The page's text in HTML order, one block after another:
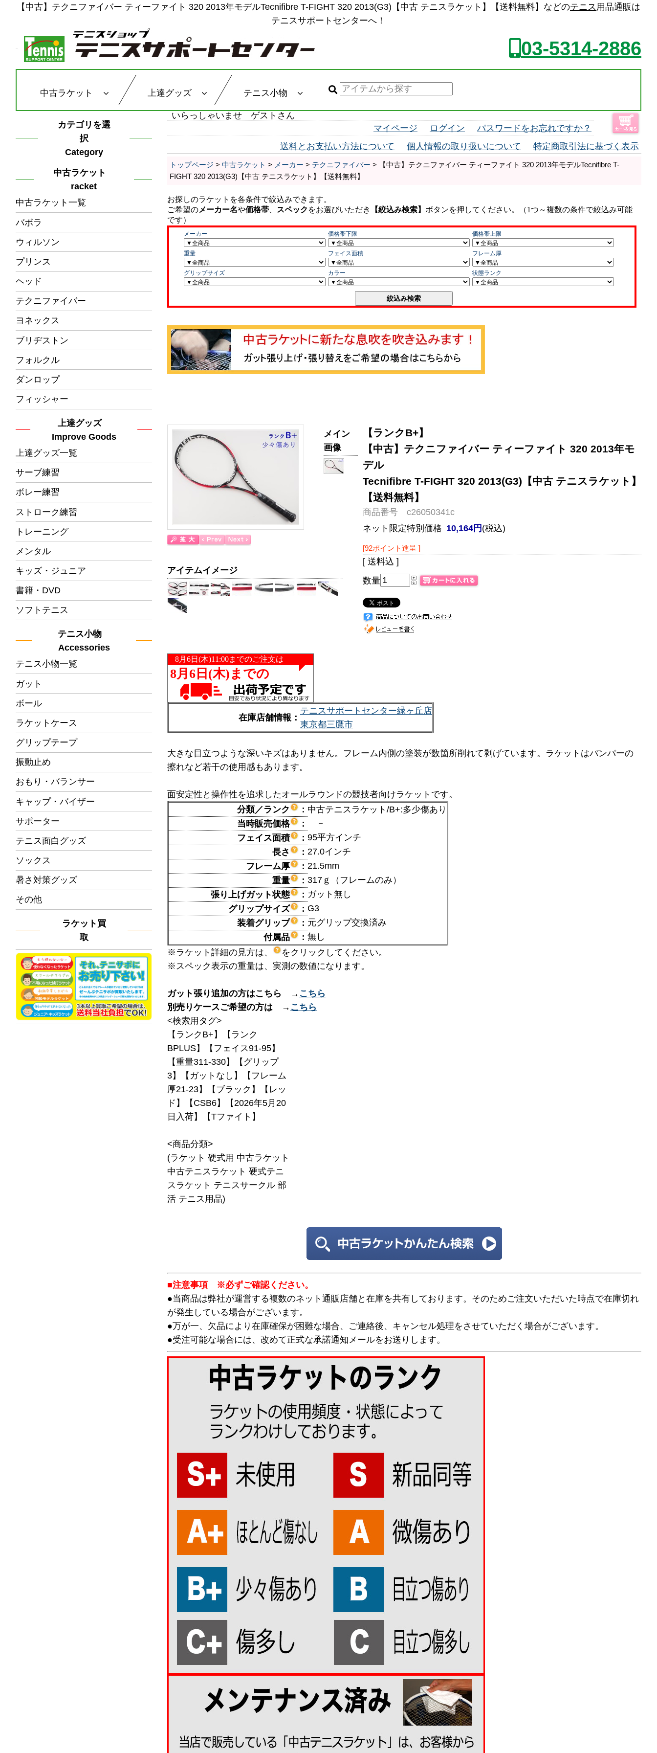
【中古】テクニファイバー ティーファイト 320 2013年モデルTecnifibre T-FIGHT 320 2013(G3)【中古 テニスラケット】【送料無料】などのテニス用品通販は
テニスサポートセンターへ！
03-5314-2886
中古ラケット 上達グッズ テニス小物
カテゴリを選
択
Category
中古ラケット
racket
中古ラケット一覧
バボラ
ウィルソン
プリンス
ヘッド
テクニファイバー
ヨネックス
ブリヂストン
フォルクル
ダンロップ
フィッシャー
上達グッズ
Improve Goods
上達グッズ一覧
サーブ練習
ボレー練習
ストローク練習
トレーニング
メンタル
キッズ・ジュニア
書籍・DVD
ソフトテニス
テニス小物
Accessories
テニス小物一覧
ガット
ボール
ラケットケース
グリップテープ
振動止め
おもり・バランサー
キャップ・バイザー
サポーター
テニス面白グッズ
ソックス
暑さ対策グッズ
その他
ラケット買
取
いらっしゃいませ ゲストさん
マイページ
ログイン
パスワードをお忘れですか？
送料とお支払い方法について
個人情報の取り扱いについて 特定商取引法に基づく表示
トップページ > 中古ラケット > メーカー > テクニファイバー > 【中古】テクニファイバー ティーファイト 320 2013年モデルTecnifibre T-
FIGHT 320 2013(G3)【中古 テニスラケット】【送料無料】
【ランクB+】
【中古】テクニファイバー ティーファイト 320 2013年モ
デル
Tecnifibre T-FIGHT 320 2013(G3)【中古 テニスラケット】
【送料無料】
商品番号 c26050341c
ネット限定特別価格 10,164円 (税込)
[92ポイント進呈 ]
[ 送料込 ]
数量
メイン
画像
アイテムイメージ
在庫店舗情報：
テニスサポートセンター緑ヶ丘店
東京都三鷹市
大きな目立つような深いキズはありません。フレーム内側の塗装が数箇所削れて剥げています。ラケットはバンパーの
擦れなど若干の使用感もあります。
面安定性と操作性を追求したオールラウンドの競技者向けラケットです。
分類／ランク
： 中古テニスラケット/B+:多少傷あり
当時販売価格
：
－
フェイス面積
： 95平方インチ
長さ
： 27.0インチ
フレーム厚
： 21.5mm
重量
： 317ｇ（フレームのみ）
張り上げガット状態
： ガット無し
グリップサイズ
： G3
装着グリップ
： 元グリップ交換済み
付属品
： 無し
※ラケット詳細の見方は、
をクリックしてください。
※スペック表示の重量は、実測の数値になります。
ガット張り追加の方はこちら → こちら
別売りケースご希望の方は → こちら
<検索用タグ>
【ランクB+】【ランク
BPLUS】【フェイス91-95】
【重量311-330】【グリップ
3】【ガットなし】【フレーム
厚21-23】【ブラック】【レッ
ド】【CSB6】【2026年5月20
日入荷】【Tファイト】
<商品分類>
(ラケット 硬式用 中古ラケット
中古テニスラケット 硬式テニ
スラケット テニスサークル 部
活 テニス用品)
■注意事項 ※必ずご確認ください。
●当商品は弊社が運営する複数のネット通販店舗と在庫を共有しております。そのためご注文いただいた時点で在庫切れ
が発生している場合がございます。
●万が一、欠品により在庫確保が困難な場合、ご連絡後、キャンセル処理をさせていただく場合がございます。
●受注可能な場合には、改めて正式な承諾通知メールをお送りします。